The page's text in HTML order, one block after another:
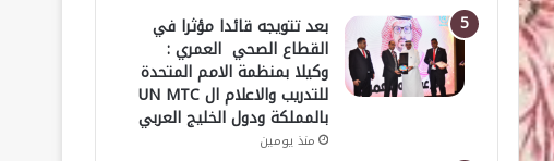
بعد تتويجه قائدا مؤثرا في
القطاع الصحي العمري :
وكيلا بمنظمة الامم المتحدة
للتدريب والاعلام ال UN MTC
بالمملكة ودول الخليج العربي
منذ يومين